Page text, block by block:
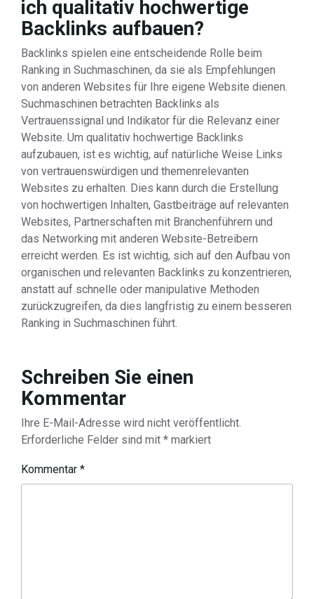
ich qualitativ hochwertige
Backlinks aufbauen?
Backlinks spielen eine entscheidende Rolle beim
Ranking in Suchmaschinen, da sie als Empfehlungen
von anderen Websites für Ihre eigene Website dienen.
Suchmaschinen betrachten Backlinks als
Vertrauenssignal und Indikator für die Relevanz einer
Website. Um qualitativ hochwertige Backlinks
aufzubauen, ist es wichtig, auf natürliche Weise Links
von vertrauenswürdigen und themenrelevanten
Websites zu erhalten. Dies kann durch die Erstellung
von hochwertigen Inhalten, Gastbeiträge auf relevanten
Websites, Partnerschaften mit Branchenführern und
das Networking mit anderen Website-Betreibern
erreicht werden. Es ist wichtig, sich auf den Aufbau von
organischen und relevanten Backlinks zu konzentrieren,
anstatt auf schnelle oder manipulative Methoden
zurückzugreifen, da dies langfristig zu einem besseren
Ranking in Suchmaschinen führt.
Schreiben Sie einen
Kommentar
Ihre E-Mail-Adresse wird nicht veröffentlicht.
Erforderliche Felder sind mit * markiert
Kommentar *